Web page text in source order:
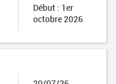
Début : 1er
octobre 2026